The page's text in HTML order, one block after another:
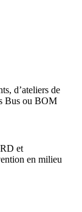
d’ateliers de
Bus ou BOM
et
en milieu